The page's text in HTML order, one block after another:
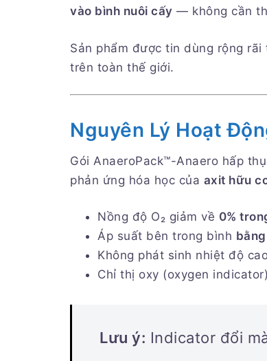
vào bình nuôi cấy — không cần
Sản phẩm được tin dùng rộng
trên toàn thế giới.
Nguyên Lý Hoạt
Gói AnaeroPack™-Anaero hấp
phản ứng hóa học của axit hữu
Nồng độ O₂ giảm về 0%
Áp suất bên trong bình
Không phát sinh nhiệt độ
Chỉ thị oxy (oxygen indicator)
Lưu ý: Indicator đổi